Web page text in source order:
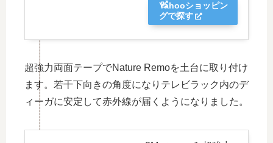
Yahooショッピン
グで探す
超強力両面テープでNature Remoを土台に取り付け
ます。若干下向きの角度になりテレビラック内のデ
ィーガに安定して赤外線が届くようになりました。